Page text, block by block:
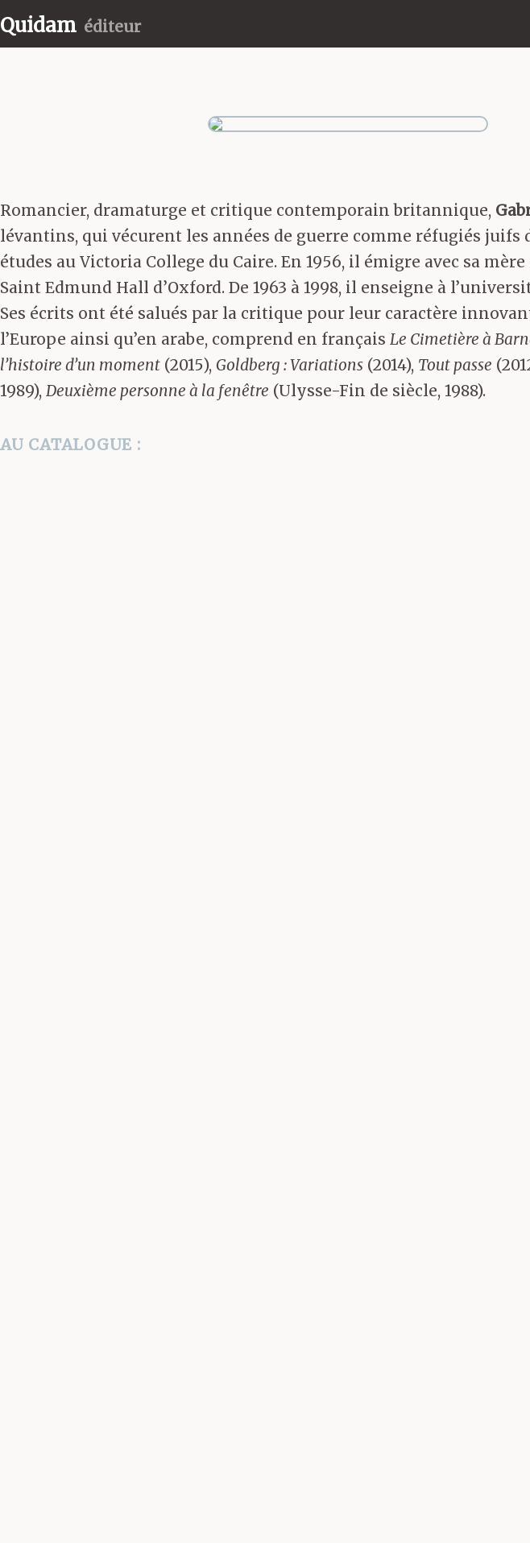
Quidam éditeur
Romancier, dramaturge et critique contemporain britannique,
lévantins, qui vécurent les années de guerre comme réfugiés juifs
études au Victoria College du Caire. En 1956, il émigre avec sa
Saint Edmund Hall d’Oxford. De 1963 à 1998, il enseigne à
Ses écrits ont été salués par la critique pour leur caractère
l’Europe ainsi qu’en arabe, comprend en français Le Cimetière à
l’histoire d’un moment (2015), Goldberg : Variations (2014), Tout passe
1989), Deuxième personne à la fenêtre (Ulysse-Fin de siècle, 1988).
AU CATALOGUE :